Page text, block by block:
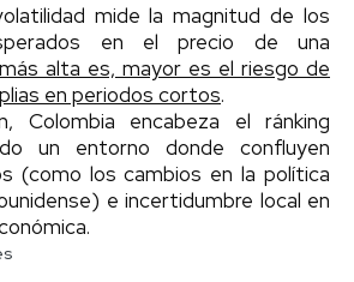
mide la magnitud de los
en el precio de una
alta es, mayor es el riesgo de
en periodos cortos.
Colombia encabeza el ránking
un entorno donde confluyen
(como los cambios en la política
e incertidumbre local en